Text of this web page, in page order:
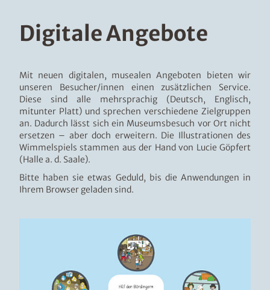
d
e
n
Digitale Angebote
Mit neuen digitalen, musealen Angeboten bieten wir
unseren Besucher/innen einen zusätzlichen Service.
Diese sind alle mehrsprachig (Deutsch, Englisch,
mitunter Platt) und sprechen verschiedene Zielgruppen
an. Dadurch lässt sich ein Museumsbesuch vor Ort nicht
ersetzen – aber doch erweitern. Die Illustrationen des
Wimmelspiels stammen aus der Hand von Lucie Göpfert
(Halle a. d. Saale).
Bitte haben sie etwas Geduld, bis die Anwendungen in
Ihrem Browser geladen sind.